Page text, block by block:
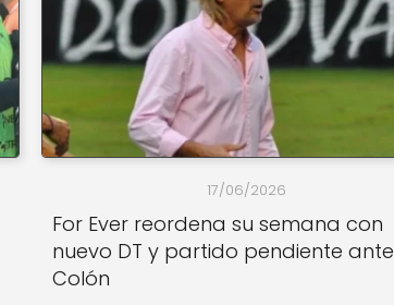
17/06/2026
For Ever reordena su semana con
nuevo DT y partido pendiente ante
Colón